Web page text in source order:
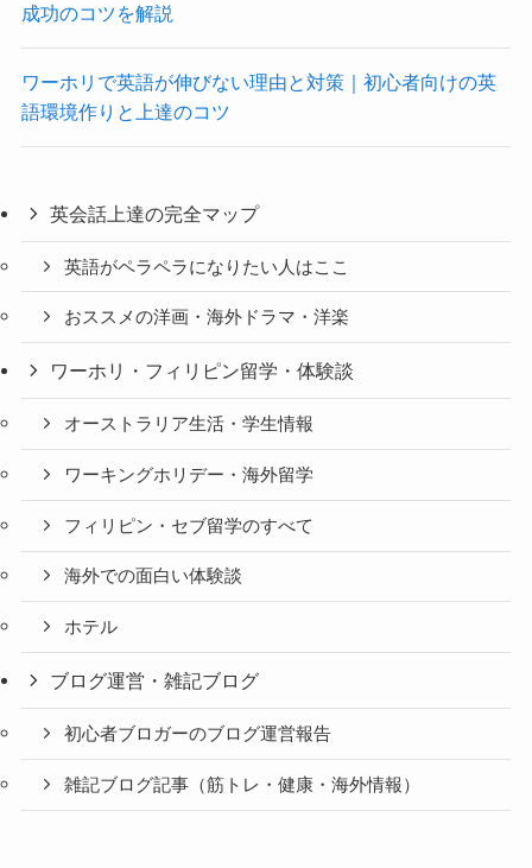
成功のコツを解説
ワーホリで英語が伸びない理由と対策｜初心者向けの英
語環境作りと上達のコツ
英会話上達の完全マップ
英語がペラペラになりたい人はここ
おススメの洋画・海外ドラマ・洋楽
ワーホリ・フィリピン留学・体験談
オーストラリア生活・学生情報
ワーキングホリデー・海外留学
フィリピン・セブ留学のすべて
海外での面白い体験談
ホテル
ブログ運営・雑記ブログ
初心者ブロガーのブログ運営報告
雑記ブログ記事（筋トレ・健康・海外情報）